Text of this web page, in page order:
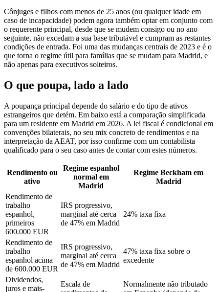
Cônjuges e filhos com menos de 25 anos (ou qualquer idade em
caso de incapacidade) podem agora também optar em conjunto com
o requerente principal, desde que se mudem consigo ou no ano
seguinte, não excedam a sua base tributável e cumpram as restantes
condições de entrada. Foi uma das mudanças centrais de 2023 e é o
que torna o regime útil para famílias que se mudam para Madrid, e
não apenas para executivos solteiros.
O que poupa, lado a lado
A poupança principal depende do salário e do tipo de ativos
estrangeiros que detém. Em baixo está a comparação simplificada
para um residente em Madrid em 2026. A lei fiscal é condicional em
convenções bilaterais, no seu mix concreto de rendimentos e na
interpretação da AEAT, por isso confirme com um contabilista
qualificado para o seu caso antes de contar com estes números.
Rendimento ou
ativo
Regime espanhol
normal em
Madrid
Regime Beckham em
Madrid
Rendimento de
trabalho
espanhol,
primeiros
600.000 EUR
IRS progressivo,
marginal até cerca
de 47% em Madrid
24% taxa fixa
Rendimento de
trabalho
espanhol acima
de 600.000 EUR
IRS progressivo,
marginal até cerca
de 47% em Madrid
47% taxa fixa sobre o
excedente
Dividendos,
juros e mais-
Escala de
Normalmente não tributado